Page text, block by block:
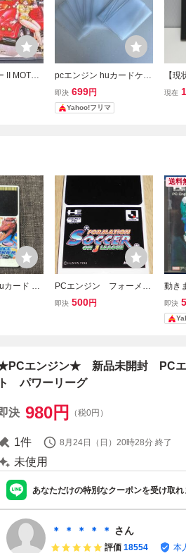
II MOTO
ンジン
pcエンジン huカードケー
ス 10枚セット ベタつ
かないサラサラ素材
即決 699円
Yahoo!フリマ
【
野球
現在 1
カード SE
セ
PCエンジン フォーメー
ションサッカーonJリーグ
即決 500円
送料
動き
サイ
』Hu
即決
エンジン★ 新品未開封 PCエ
ト パワーリーグ
即決 980円 （税0円）
1件 8月24日（日）20時28分 終了
未使用
あなただけの特別なクーポンを受け取れ
＊ ＊ ＊ ＊ ＊ さん
評価 18554 本